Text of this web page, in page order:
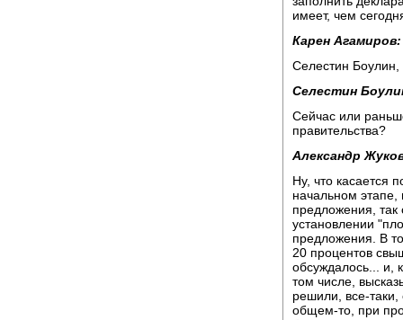
имеет, чем
Карен Агамиров:
Селестин
Селестин
Сейчас или
правительства?
Александр
Ну, что касается
начальном этапе,
предложения, так
установлении
предложения. В
20 процентов
обсуждалось... и,
том числе,
решили, все-таки,
общем-то, при